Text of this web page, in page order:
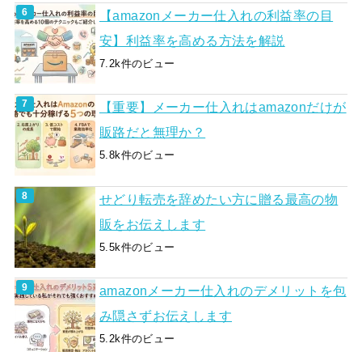
【amazonメーカー仕入れの利益率の目
安】利益率を高める方法を解説
7.2k件のビュー
【重要】メーカー仕入れはamazonだけが
販路だと無理か？
5.8k件のビュー
せどり転売を辞めたい方に贈る最高の物
販をお伝えします
5.5k件のビュー
amazonメーカー仕入れのデメリットを包
み隠さずお伝えします
5.2k件のビュー